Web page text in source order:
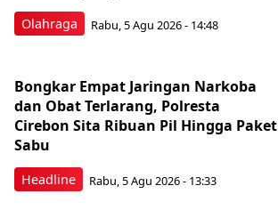
Olahraga Rabu, 5 Agu 2026 - 14:48
Headline
Bongkar Empat Jaringan Narkoba
dan Obat Terlarang, Polresta
Cirebon Sita Ribuan Pil Hingga Paket
Sabu
Rabu, 5 Agu 2026 - 13:33